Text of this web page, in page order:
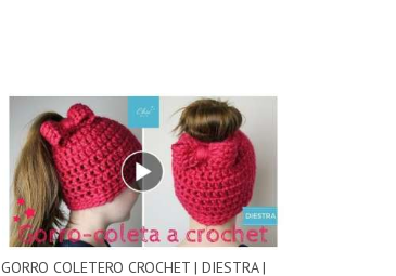
GORRO COLETERO CROCHET | DIESTRA |